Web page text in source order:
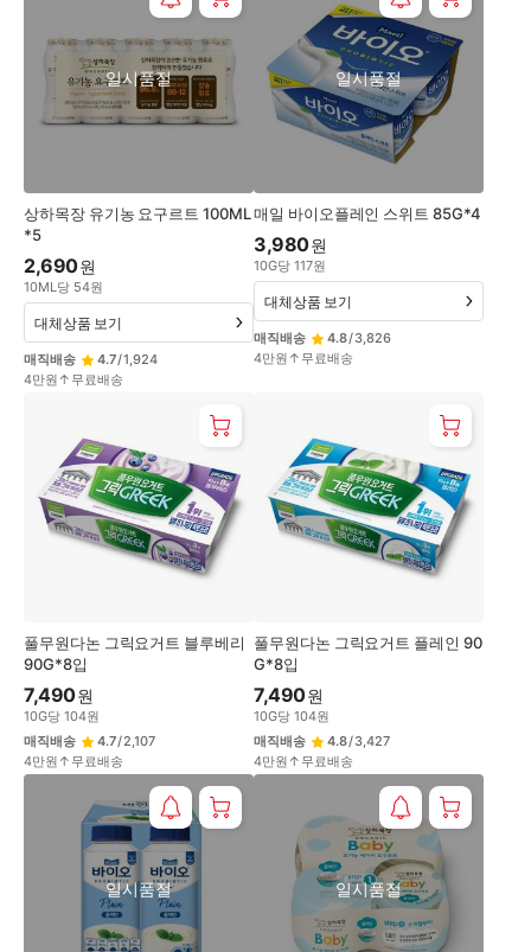
상하목장 유기농 요구르트 100ML
*5
일시품절
2,690원
10ML당 54원
매직배송 4.7/1,924
4만원↑무료배송
대체상품 보기
매일 바이오플레인 스위트 85G*4
일시품절
3,980원
10G당 117원
매직배송 4.8/3,826
4만원↑무료배송
대체상품 보기
풀무원다논 그릭요거트 블루베리
90G*8입
7,490원
10G당 104원
매직배송
4.7/2,107
4만원↑무료배송
풀무원다논 그릭요거트 플레인 90
G*8입
7,490원
10G당 104원
매직배송
4.8/3,427
4만원↑무료배송
일시품절 일시품절